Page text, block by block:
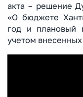
акта – решение
«О бюджете
год и плановый
учетом